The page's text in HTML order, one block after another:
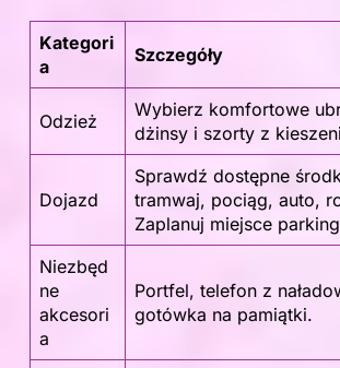
Kategori
a
Szczegóły
Odzież
Wybierz komfortowe
dżinsy i szorty z
Dojazd
Sprawdź dostępne
tramwaj, pociąg, auto,
Zaplanuj miejsce
Niezbęd
ne
akcesori
a
Portfel, telefon z
gotówka na pamiątki.